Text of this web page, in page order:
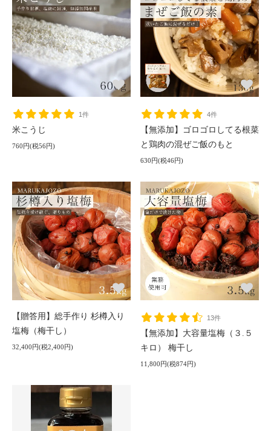
1件
米こうじ
760円(税56円)
4件
【無添加】ゴロゴロしてる根菜
と鶏肉の混ぜご飯のもと
630円(税46円)
【贈答用】総手作り 杉樽入り
塩梅（梅干し）
32,400円(税2,400円)
13件
【無添加】大容量塩梅（３.５
キロ） 梅干し
11,800円(税874円)